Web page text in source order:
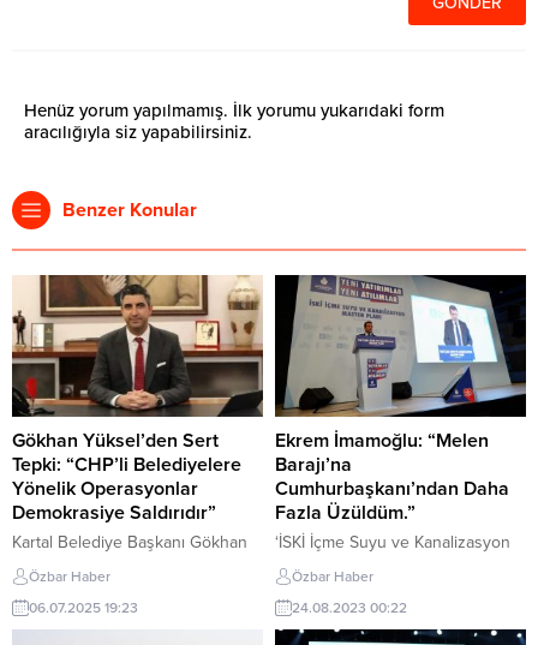
Henüz yorum yapılmamış. İlk yorumu yukarıdaki form
aracılığıyla siz yapabilirsiniz.
Benzer Konular
Gökhan Yüksel’den Sert
Tepki: “CHP’li Belediyelere
Yönelik Operasyonlar
Demokrasiye Saldırıdır”
Kartal Belediye Başkanı Gökhan
Yüksel, Adana, Antalya ve
Adıyaman Belediye Başkanlarına
yönelik gerçekleştirilen gözaltı
Özbar Haber
06.07.2025 19:23
Ekrem İmamoğlu: “Melen
Barajı’na
Cumhurbaşkanı’ndan Daha
Fazla Üzüldüm.”
‘İSKİ İçme Suyu ve Kanalizasyon
Master Planı’ tanıtım toplantısında
konuşan İBB Başkanı Ekrem
İmamoğlu, gövdesindeki çatlaklar
nedeniyle devreye alınmayan
Özbar Haber
24.08.2023 00:22